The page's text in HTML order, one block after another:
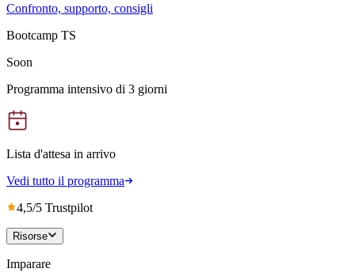
Confronto, supporto, consigli
Bootcamp TS
Soon
Programma intensivo di 3 giorni
Lista d'attesa in arrivo
Vedi tutto il programma
4,5/5 Trustpilot
Risorse
Imparare